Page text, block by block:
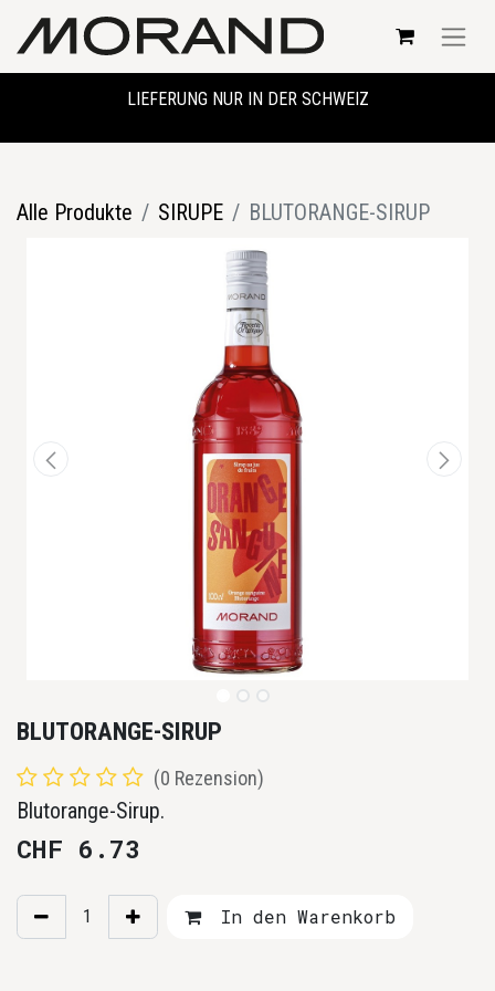
LIEFERUNG NUR IN DER SCHWEIZ
Alle Produkte SIRUPE BLUTORANGE-SIRUP
BLUTORANGE-SIRUP
(0 Rezension)
Blutorange-Sirup.
CHF 6.73
In den Warenkorb